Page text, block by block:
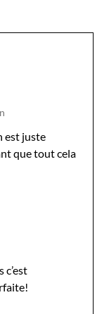
est juste
que tout cela
c’est